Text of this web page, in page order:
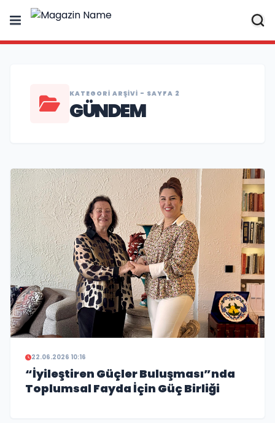
KATEGORI ARŞIVI - SAYFA 2
GÜNDEM
22.06.2026 10:16
“İyileştiren Güçler Buluşması”nda
Toplumsal Fayda İçin Güç Birliği